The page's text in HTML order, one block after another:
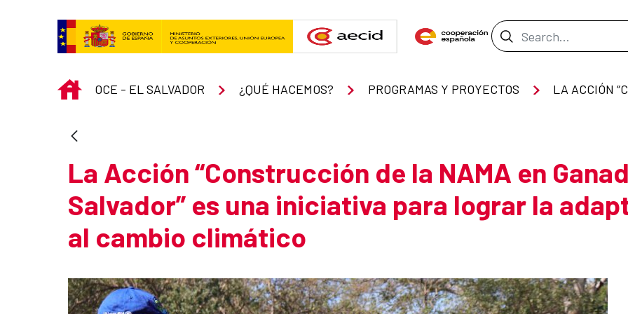
Search Bar
INICIO
OCE - EL SALVADOR ¿QUÉ HACEMOS? PROGRAMAS Y PROYECTOS
La Acción “Construcción de la NAMA en
Salvador” es una iniciativa para lograr la
al cambio climático